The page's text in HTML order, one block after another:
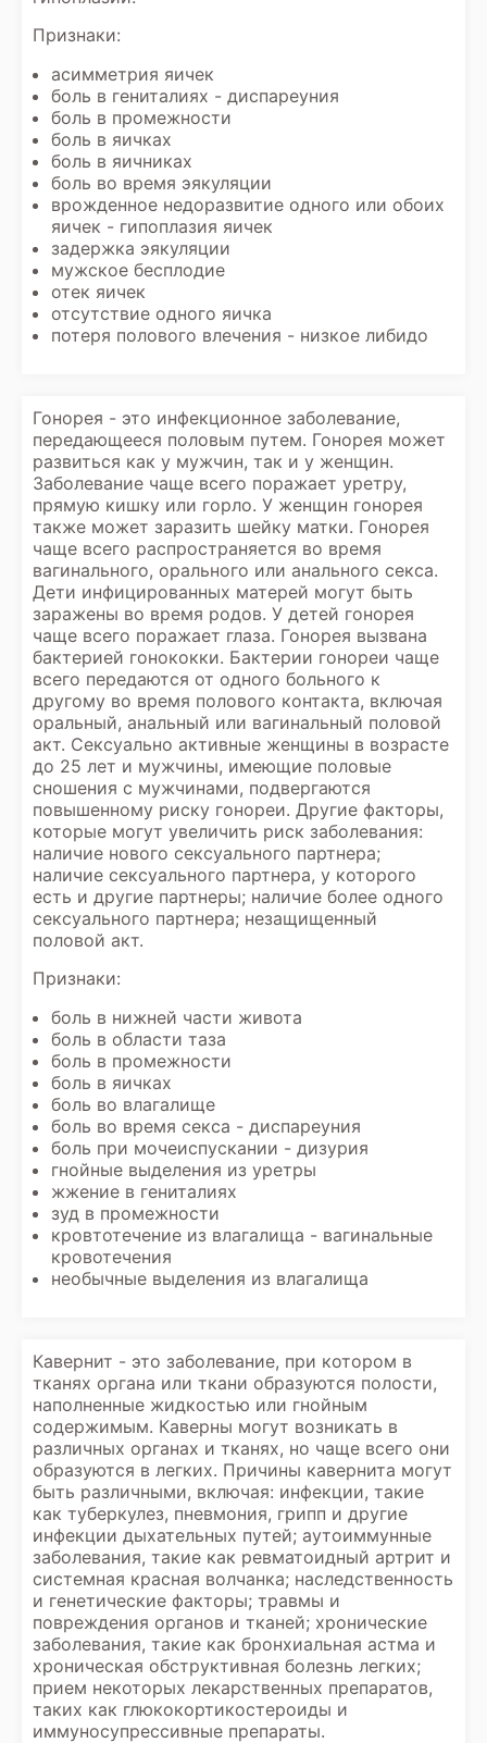
Признаки:
асимметрия яичек
боль в гениталиях - диспареуния
боль в промежности
боль в яичках
боль в яичниках
боль во время эякуляции
врожденное недоразвитие одного или обоих
яичек - гипоплазия яичек
задержка эякуляции
мужское бесплодие
отек яичек
отсутствие одного яичка
потеря полового влечения - низкое либидо
Гонорея - это инфекционное заболевание,
передающееся половым путем. Гонорея может
развиться как у мужчин, так и у женщин.
Заболевание чаще всего поражает уретру,
прямую кишку или горло. У женщин гонорея
также может заразить шейку матки. Гонорея
чаще всего распространяется во время
вагинального, орального или анального секса.
Дети инфицированных матерей могут быть
заражены во время родов. У детей гонорея
чаще всего поражает глаза. Гонорея вызвана
бактерией гонококки. Бактерии гонореи чаще
всего передаются от одного больного к
другому во время полового контакта, включая
оральный, анальный или вагинальный половой
акт. Сексуально активные женщины в возрасте
до 25 лет и мужчины, имеющие половые
сношения с мужчинами, подвергаются
повышенному риску гонореи. Другие факторы,
которые могут увеличить риск заболевания:
наличие нового сексуального партнера;
наличие сексуального партнера, у которого
есть и другие партнеры; наличие более одного
сексуального партнера; незащищенный
половой акт.
Признаки:
боль в нижней части живота
боль в области таза
боль в промежности
боль в яичках
боль во влагалище
боль во время секса - диспареуния
боль при мочеиспускании - дизурия
гнойные выделения из уретры
жжение в гениталиях
зуд в промежности
кровтотечение из влагалища - вагинальные
кровотечения
необычные выделения из влагалища
Кавернит - это заболевание, при котором в
тканях органа или ткани образуются полости,
наполненные жидкостью или гнойным
содержимым. Каверны могут возникать в
различных органах и тканях, но чаще всего они
образуются в легких. Причины кавернита могут
быть различными, включая: инфекции, такие
как туберкулез, пневмония, грипп и другие
инфекции дыхательных путей; аутоиммунные
заболевания, такие как ревматоидный артрит и
системная красная волчанка; наследственность
и генетические факторы; травмы и
повреждения органов и тканей; хронические
заболевания, такие как бронхиальная астма и
хроническая обструктивная болезнь легких;
прием некоторых лекарственных препаратов,
таких как глюкокортикостероиды и
иммуносупрессивные препараты.